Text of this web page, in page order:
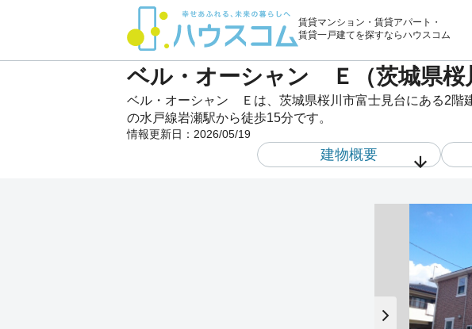
賃貸マンション・賃貸アパート・
賃貸一戸建てを探すならハウスコム
ベル・オーシャン Ｅ（茨城県桜
ベル・オーシャン Ｅは、茨城県桜川市富士見台にある2階
の水戸線岩瀬駅から徒歩15分です。
情報更新日： 2026/05/19
建物概要